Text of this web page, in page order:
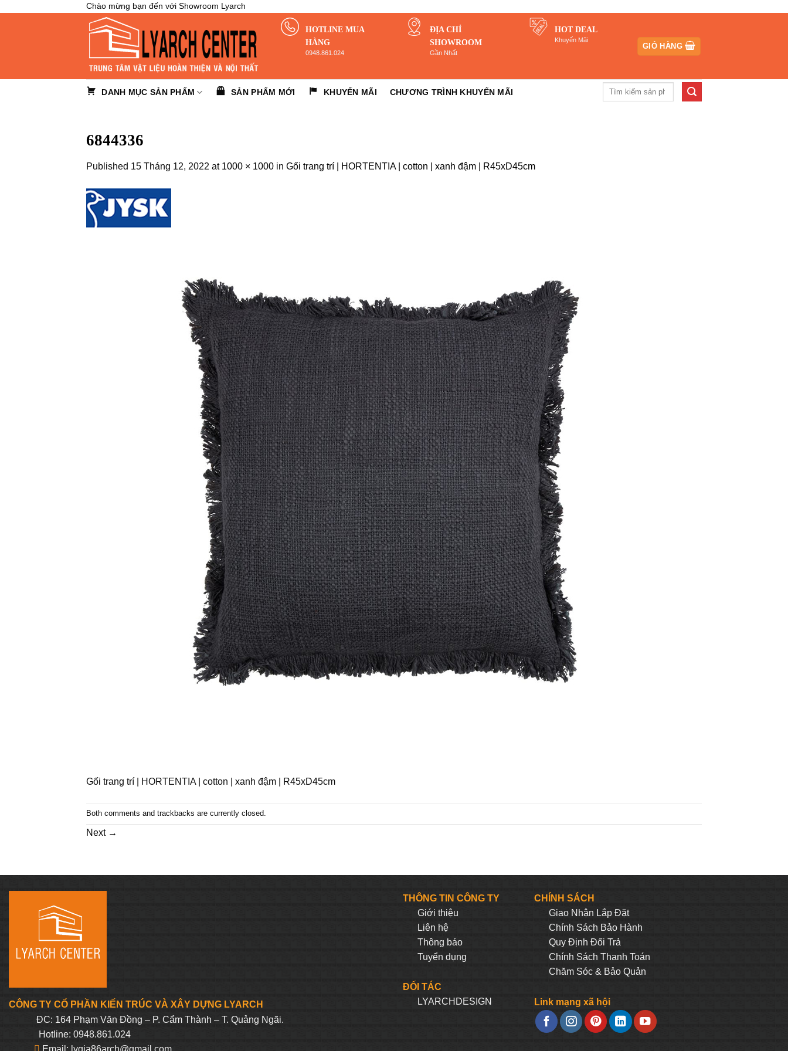
Chào mừng bạn đến với Showroom Lyarch
HOTLINE MUA
HÀNG
0948.861.024
ĐỊA CHỈ
SHOWROOM
Gần Nhất
HOT DEAL
Khuyến Mãi
GIỎ HÀNG
DANH MỤC SẢN PHẨM SẢN PHẨM MỚI KHUYẾN MÃI CHƯƠNG TRÌNH KHUYẾN MÃI
Tìm
6844336
Published 15 Tháng 12, 2022 at 1000 × 1000 in Gối trang trí | HORTENTIA | cotton | xanh đậm | R45xD45cm
Gối trang trí | HORTENTIA | cotton | xanh đậm | R45xD45cm
Both comments and trackbacks are currently closed.
Next →
CÔNG TY CỔ PHẦN KIẾN TRÚC VÀ XÂY DỰNG LYARCH
ĐC: 164 Phạm Văn Đồng – P. Cẩm Thành – T. Quảng Ngãi.
Hotline: 0948.861.024
THÔNG TIN CÔNG TY
Giới thiệu
Liên hệ
Thông báo
Tuyển dụng
ĐỐI TÁC
LYARCHDESIGN
CHÍNH SÁCH
Giao Nhận Lắp Đặt
Chính Sách Bảo Hành
Quy Định Đối Trả
Chính Sách Thanh Toán
Chăm Sóc & Bảo Quản
Link mạng xã hội